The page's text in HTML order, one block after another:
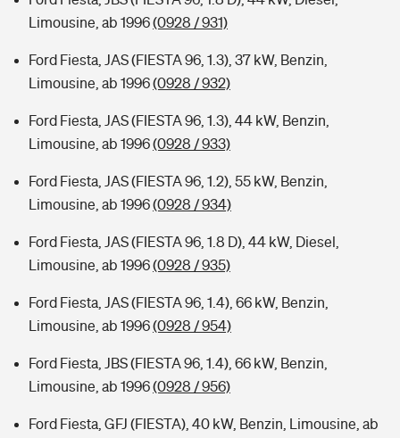
Limousine, ab 1996(0928 / 931)
Ford Fiesta, JAS (FIESTA 96, 1.3), 37 kW, Benzin,
Limousine, ab 1996(0928 / 932)
Ford Fiesta, JAS (FIESTA 96, 1.3), 44 kW, Benzin,
Limousine, ab 1996(0928 / 933)
Ford Fiesta, JAS (FIESTA 96, 1.2), 55 kW, Benzin,
Limousine, ab 1996(0928 / 934)
Ford Fiesta, JAS (FIESTA 96, 1.8 D), 44 kW, Diesel,
Limousine, ab 1996(0928 / 935)
Ford Fiesta, JAS (FIESTA 96, 1.4), 66 kW, Benzin,
Limousine, ab 1996(0928 / 954)
Ford Fiesta, JBS (FIESTA 96, 1.4), 66 kW, Benzin,
Limousine, ab 1996(0928 / 956)
Ford Fiesta, GFJ (FIESTA), 40 kW, Benzin, Limousine, ab